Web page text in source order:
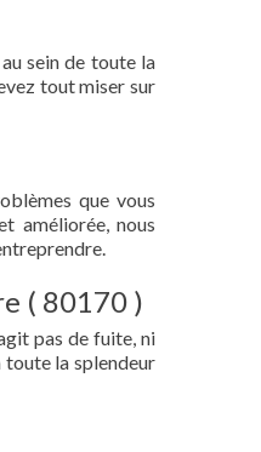
sein de toute la
tout miser sur
que vous
améliorée, nous
( 80170 )
pas de fuite, ni
la splendeur